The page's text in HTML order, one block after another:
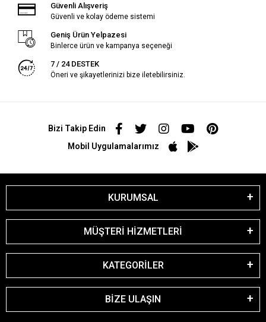
Güvenli Alışveriş
Güvenli ve kolay ödeme sistemi
Geniş Ürün Yelpazesi
Binlerce ürün ve kampanya seçeneği
7 / 24 DESTEK
Öneri ve şikayetlerinizi bize iletebilirsiniz.
Bizi Takip Edin
Mobil Uygulamalarımız
KURUMSAL
MÜŞTERİ HİZMETLERİ
KATEGORİLER
BİZE ULAŞIN